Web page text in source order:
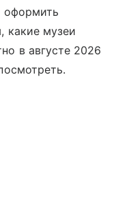
оформить
какие музеи
в августе 2026